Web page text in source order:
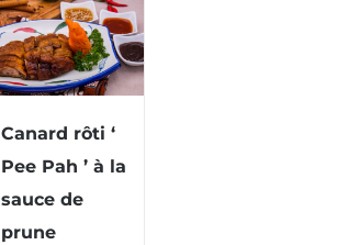
Canard rôti ‘
Pee Pah ’ à la
sauce de
prune